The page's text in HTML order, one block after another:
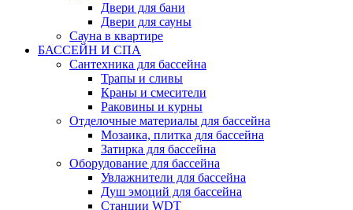
Двери для бани
Двери для сауны
Сауна в квартире
БАССЕЙН И СПА
Сантехника для бассейна
Трапы и сливы
Краны и смесители
Раковины и курны
Отделочные материалы для бассейна
Мозаика, плитка для бассейна
Затирка для бассейна
Оборудование для бассейна
Увлажнители для бассейна
Душ эмоций для бассейна
Станции WDT